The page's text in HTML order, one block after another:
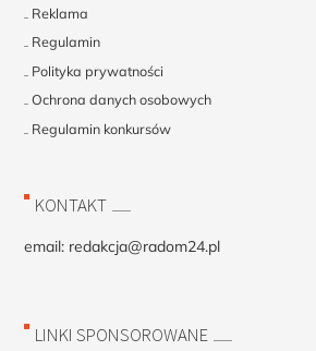
Reklama
Regulamin
Polityka prywatności
Ochrona danych osobowych
Regulamin konkursów
KONTAKT
email: redakcja@radom24.pl
LINKI SPONSOROWANE